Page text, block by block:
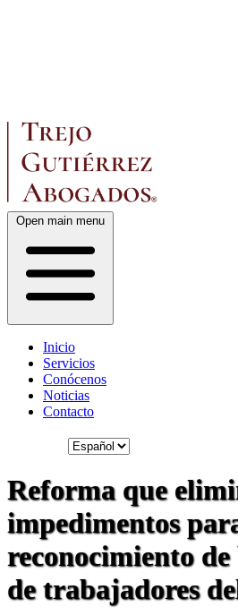
Open main menu
Inicio
Servicios
Conócenos
Noticias
Contacto
Reforma que
impedimentos
reconocimiento
de trabajadores